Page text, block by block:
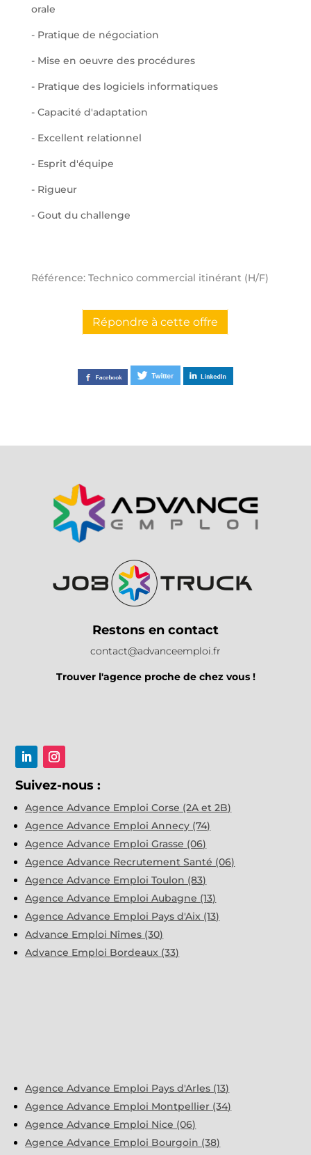
orale
- Pratique de négociation
- Mise en oeuvre des procédures
- Pratique des logiciels informatiques
- Capacité d'adaptation
- Excellent relationnel
- Esprit d'équipe
- Rigueur
- Gout du challenge
Référence: Technico commercial itinérant (H/F)
Répondre à cette offre
Restons en contact
contact@advanceemploi.fr
Trouver l'agence proche de chez vous !
Suivez-nous :
Agence Advance Emploi Corse (2A et 2B)
Agence Advance Emploi Annecy (74)
Agence Advance Emploi Grasse (06)
Agence Advance Recrutement Santé (06)
Agence Advance Emploi Toulon (83)
Agence Advance Emploi Aubagne (13)
Agence Advance Emploi Pays d'Aix (13)
Advance Emploi Nîmes (30)
Advance Emploi Bordeaux (33)
Agence Advance Emploi Pays d'Arles (13)
Agence Advance Emploi Montpellier (34)
Agence Advance Emploi Nice (06)
Agence Advance Emploi Bourgoin (38)